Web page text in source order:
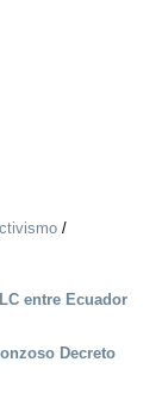
/
entre Ecuador
Decreto